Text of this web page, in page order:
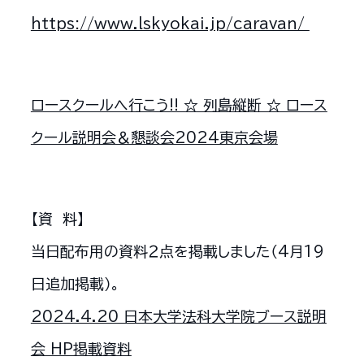
https://www.lskyokai.jp/caravan/
ロースクールへ行こう!! ☆ 列島縦断 ☆ ロース
クール説明会＆懇談会2024東京会場
【資 料】
当日配布用の資料２点を掲載しました（4月19
日追加掲載）。
2024.4.20 日本大学法科大学院ブース説明
会 HP掲載資料